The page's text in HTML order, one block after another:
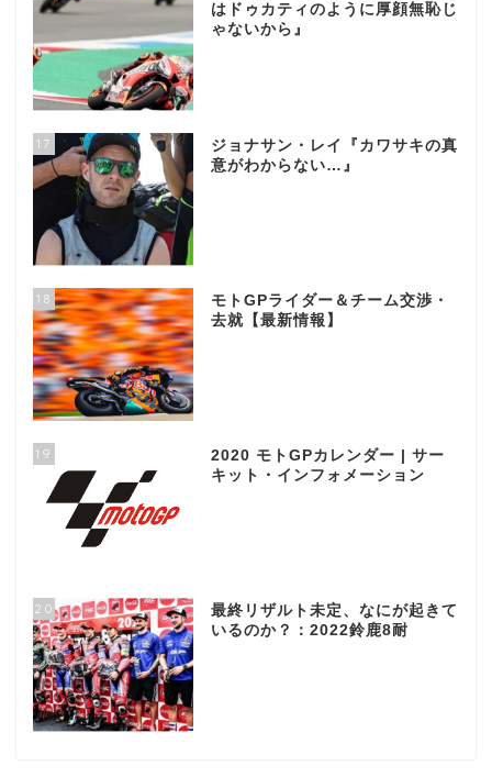
はドゥカティのように厚顔無恥じ
ゃないから』
17
ジョナサン・レイ『カワサキの真
意がわからない…』
18
モトGPライダー＆チーム交渉・
去就【最新情報】
19
2020 モトGPカレンダー | サー
キット・インフォメーション
20
最終リザルト未定、なにが起きて
いるのか？：2022鈴鹿8耐